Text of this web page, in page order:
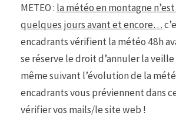
METEO : la météo en montagne
quelques jours avant et encore…
encadrants vérifient la météo 48h
se réserve le droit d’annuler la
même suivant l’évolution de la
encadrants vous préviennent dans
vérifier vos mails/le site web !